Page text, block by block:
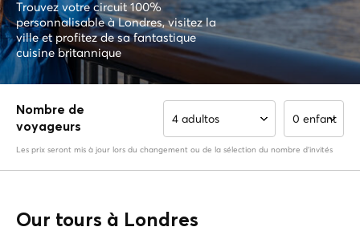
Trouvez votre circuit 100%
personnalisable à Londres, visitez la
ville et profitez de sa fantastique
cuisine britannique
Nombre de
voyageurs
4 adultos 0 enfant
Les prix seront mis à jour lors du changement ou de la sélection du nombre d'invités
Our tours à Londres